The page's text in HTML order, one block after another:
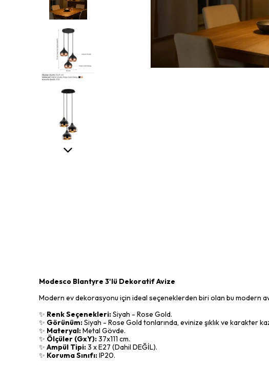
Modesco Blantyre 3'lü Dekoratif Avize
Modern ev dekorasyonu için ideal seçeneklerden biri olan bu modern
✨ Renk Seçenekleri:Siyah - Rose Gold.
✨ Görünüm:Siyah - Rose Gold tonlarında, evinize şıklık ve karakter
✨ Materyal:Metal Gövde.
✨ Ölçüler (GxY):37x111 cm.
✨ Ampül Tipi:3 x E27 (Dahil DEĞİL).
✨ Koruma Sınıfı:IP20.